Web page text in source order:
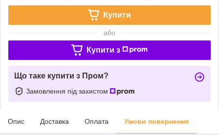
Купити
або
Купити з
Що таке купити з Пром?
Замовлення під захистом
Опис Доставка Оплата Умови повернення